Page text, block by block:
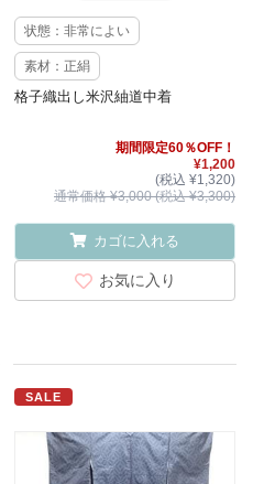
状態：非常によい
素材：正絹
格子織出し米沢紬道中着
期間限定60％OFF！
¥1,200
(税込 ¥1,320)
通常価格 ¥3,000 (税込 ¥3,300)
カゴに入れる
お気に入り
SALE